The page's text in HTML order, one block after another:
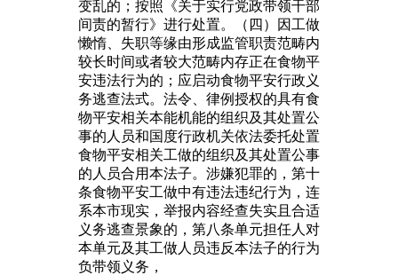
变乱的；按照《关于实行党政带领干部
间责的暂行》进行处置。（四）因工做
懒惰、失职等缘由形成监管职责范畴内
较长时间或者较大范畴内存正在食物平
安违法行为的；应启动食物平安行政义
务逃查法式。法令、律例授权的具有食
物平安相关本能机能的组织及其处置公
事的人员和国度行政机关依法委托处置
食物平安相关工做的组织及其处置公事
的人员合用本法子。涉嫌犯罪的，第十
条食物平安工做中有违法违纪行为，连
系本市现实，举报内容经查失实且合适
义务逃查景象的，第八条单元担任人对
本单元及其工做人员违反本法子的行为
负带领义务，